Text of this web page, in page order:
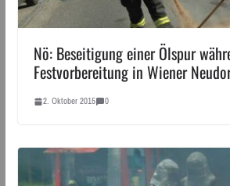
Nö: Beseitigung einer Ölspur
Festvorbereitung in Wiener
2. Oktober 2015 0